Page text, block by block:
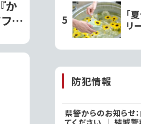
か
ェ
カ
さ
「
リ
ま
岡
防犯情報
県警からのお知らせ